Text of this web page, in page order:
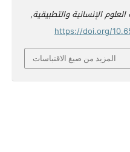
الإنسانية والتطبيقية,
https://doi.org/
المزيد من صيغ الاقتباسات